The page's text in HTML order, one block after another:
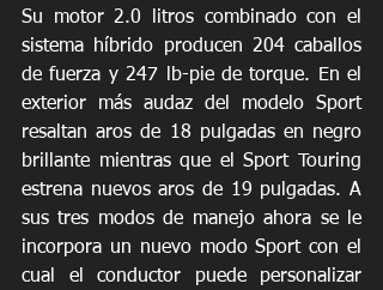
Su motor 2.0 litros combinado con el
sistema híbrido producen 204 caballos
de fuerza y 247 lb-pie de torque. En el
exterior más audaz del modelo Sport
resaltan aros de 18 pulgadas en negro
brillante mientras que el Sport Touring
estrena nuevos aros de 19 pulgadas. A
sus tres modos de manejo ahora se le
incorpora un nuevo modo Sport con el
cual el conductor puede personalizar